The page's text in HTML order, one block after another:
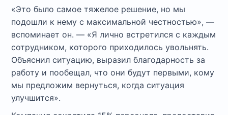
«Это было самое тяжелое решение, но мы
подошли к нему с максимальной честностью», —
вспоминает он. — «Я лично встретился с каждым
сотрудником, которого приходилось увольнять.
Объяснил ситуацию, выразил благодарность за
работу и пообещал, что они будут первыми, кому
мы предложим вернуться, когда ситуация
улучшится».